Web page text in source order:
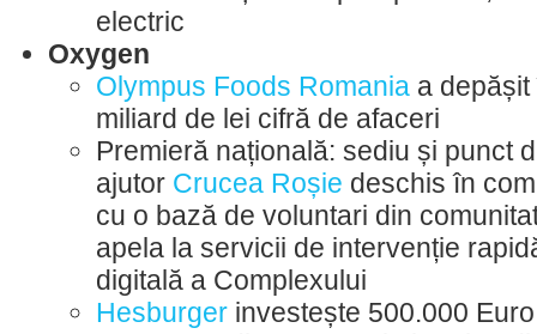
electric
Oxygen
Olympus Foods Romania a
miliard de lei cifră de afaceri
Premieră națională: sediu și punct
ajutor Crucea Roșie deschis în
cu o bază de voluntari din
apela la servicii de intervenție
digitală a Complexului
Hesburger investește 500.000